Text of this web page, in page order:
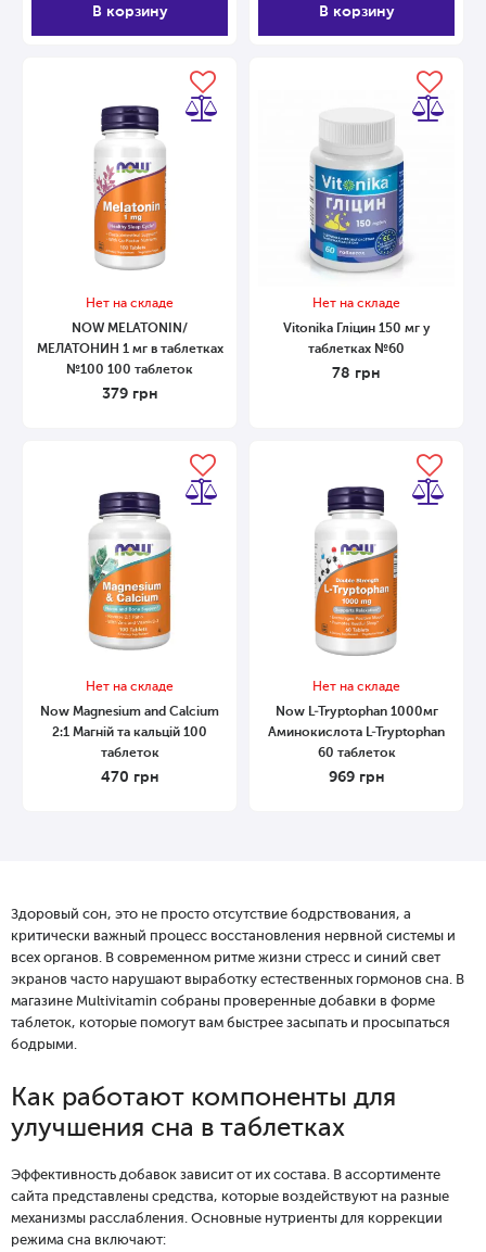
В корзину В корзину
Нет на складе
NOW MELATONIN/
МЕЛАТОНИН 1 мг в таблетках
№100 100 таблеток
379 грн
Нет на складе
Vitonika Гліцин 150 мг у
таблетках №60
78 грн
Нет на складе
Now Magnesium and Calcium
2:1 Магній та кальцій 100
таблеток
470 грн
Нет на складе
Now L-Tryptophan 1000мг
Аминокислота L-Tryptophan
60 таблеток
969 грн
Здоровый сон, это не просто отсутствие бодрствования, а
критически важный процесс восстановления нервной системы и
всех органов. В современном ритме жизни стресс и синий свет
экранов часто нарушают выработку естественных гормонов сна. В
магазине Multivitamin собраны проверенные добавки в форме
таблеток, которые помогут вам быстрее засыпать и просыпаться
бодрыми.
Как работают компоненты для
улучшения сна в таблетках
Эффективность добавок зависит от их состава. В ассортименте
сайта представлены средства, которые воздействуют на разные
механизмы расслабления. Основные нутриенты для коррекции
режима сна включают: